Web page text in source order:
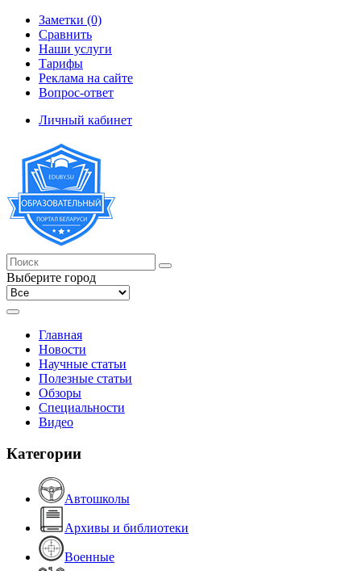
Заметки (0)
Сравнить
Наши услуги
Тарифы
Реклама на сайте
Вопрос-ответ
Личный кабинет
Выберите город
Главная
Новости
Научные статьи
Полезные статьи
Обзоры
Специальности
Видео
Категории
Автошколы
Архивы и библиотеки
Военные